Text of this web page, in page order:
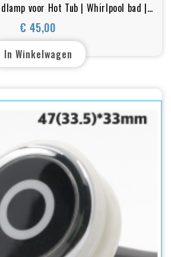
voor Hot Tub | Whirlpool bad |
| 1.5 inch | 54x46x25 mm
€ 45,00
Prijs
In Winkelwagen